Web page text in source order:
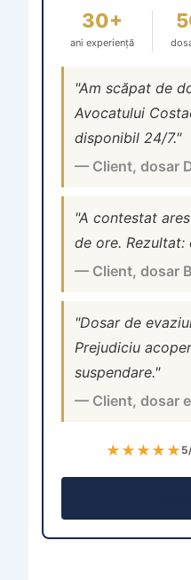
30+
ani experiență
"Am scăpat de
Avocatului
disponibil 24/7."
— Client, dosar
"A contestat
de ore.
— Client, dosar
"Dosar de
Prejudiciu
suspendare."
— Client, dosar
★★★★★